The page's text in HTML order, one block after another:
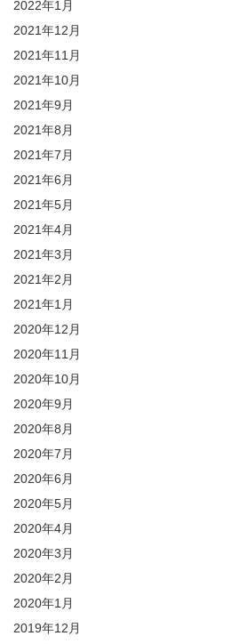
2022年1月
2021年12月
2021年11月
2021年10月
2021年9月
2021年8月
2021年7月
2021年6月
2021年5月
2021年4月
2021年3月
2021年2月
2021年1月
2020年12月
2020年11月
2020年10月
2020年9月
2020年8月
2020年7月
2020年6月
2020年5月
2020年4月
2020年3月
2020年2月
2020年1月
2019年12月